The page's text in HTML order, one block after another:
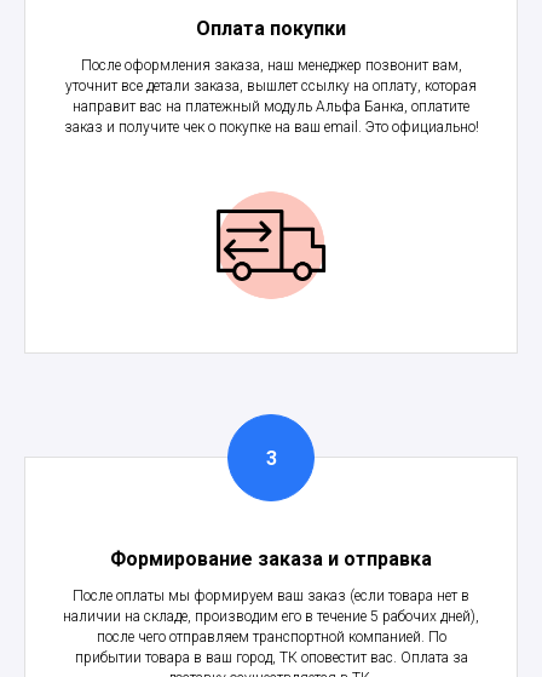
Оплата покупки
После оформления заказа, наш менеджер позвонит вам,
уточнит все детали заказа, вышлет ссылку на оплату, которая
направит вас на платежный модуль Альфа Банка, оплатите
заказ и получите чек о покупке на ваш email. Это официально!
Формирование заказа и отправка
После оплаты мы формируем ваш заказ (если товара нет в
наличии на складе, производим его в течение 5 рабочих дней),
после чего отправляем транспортной компанией. По
прибытии товара в ваш город, ТК оповестит вас. Оплата за